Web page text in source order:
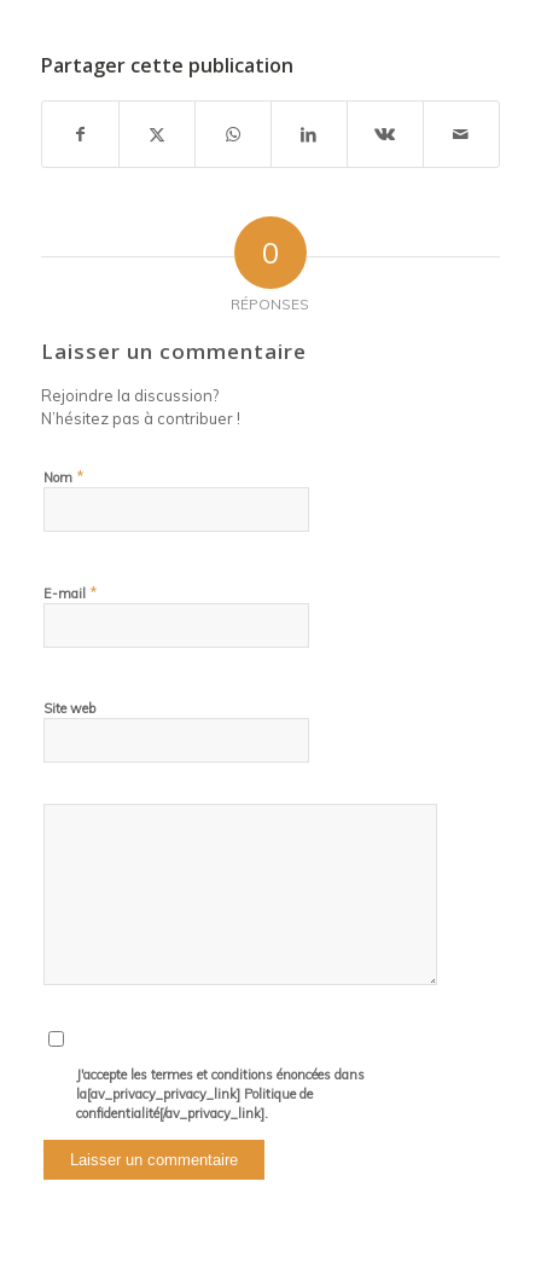
Partager cette publication
0
RÉPONSES
Laisser un commentaire
Rejoindre la discussion?
N’hésitez pas à contribuer !
Nom *
E-mail *
Site web
J'accepte les termes et conditions énoncées dans
la[av_privacy_privacy_link] Politique de
confidentialité[/av_privacy_link].